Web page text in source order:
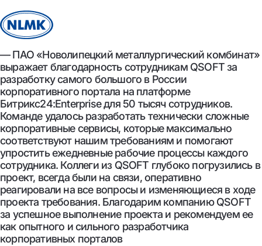
— ПАО «Новолипецкий металлургический комбинат»
выражает благодарность сотрудникам QSOFT за
разработку самого большого в России
корпоративного портала на платформе
Битрикс24:Enterprise для 50 тысяч сотрудников.
Команде удалось разработать технически сложные
корпоративные сервисы, которые максимально
соответствуют нашим требованиям и помогают
упростить ежедневные рабочие процессы каждого
сотрудника. Коллеги из QSOFT глубоко погрузились в
проект, всегда были на связи, оперативно
реагировали на все вопросы и изменяющиеся в ходе
проекта требования. Благодарим компанию QSOFT
за успешное выполнение проекта и рекомендуем ее
как опытного и сильного разработчика
корпоративных порталов